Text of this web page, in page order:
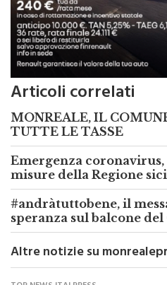
Articoli correlati
MONREALE, IL
TUTTE LE TASSE
Emergenza coronavirus,
misure della Regione
#andràtuttobene, il
speranza sul balcone
Altre notizie su